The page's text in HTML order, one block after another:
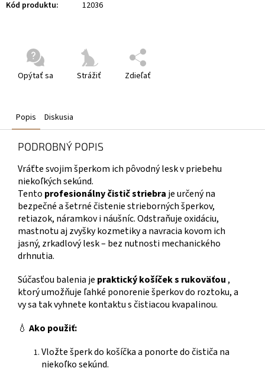
Opýtať sa Strážiť Zdieľať
Kód produktu: 12036
Popis Diskusia
PODROBNÝ POPIS
Vráťte svojim šperkom ich pôvodný lesk v priebehu
niekoľkých sekúnd.
Tento profesionálny čistič striebra je určený na
bezpečné a šetrné čistenie strieborných šperkov,
retiazok, náramkov i náušníc. Odstraňuje oxidáciu,
mastnotu aj zvyšky kozmetiky a navracia kovom ich
jasný, zrkadlový lesk – bez nutnosti mechanického
drhnutia.
Súčasťou balenia je praktický košíček s rukoväťou ,
ktorý umožňuje ľahké ponorenie šperkov do roztoku, a
vy sa tak vyhnete kontaktu s čistiacou kvapalinou.
💧 Ako použiť:
Vložte šperk do košíčka a ponorte do čističa na
niekoľko sekúnd.